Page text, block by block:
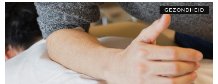
GEZONDHEID